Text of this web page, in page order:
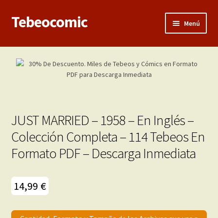
Ir
Ir
al
Tebeocomic Menú
Inicio
Adultos
Porno 3D
Inéditas
el
JUST MARRIED – 1958 – En Inglés –
Colección Completa – 114 Tebeos En
Formato PDF – Descarga Inmediata
14,99 €